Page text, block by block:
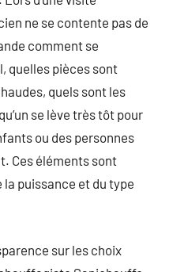
ne se contente pas de
comment se
quelles pièces sont
quels sont les
se lève très tôt pour
ou des personnes
Ces éléments sont
puissance et du type
sur les choix